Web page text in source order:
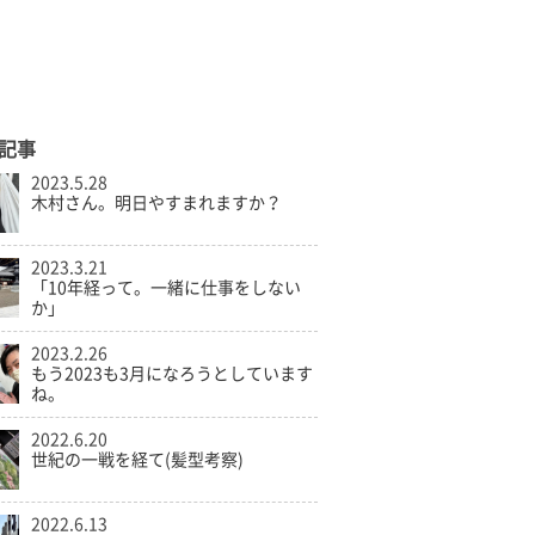
事
2023.5.28
木村さん。明日やすまれますか？
2023.3.21
「10年経って。一緒に仕事をしない
か」
2023.2.26
もう2023も3月になろうとしています
ね。
2022.6.20
世紀の一戦を経て(髪型考察)
2022.6.13